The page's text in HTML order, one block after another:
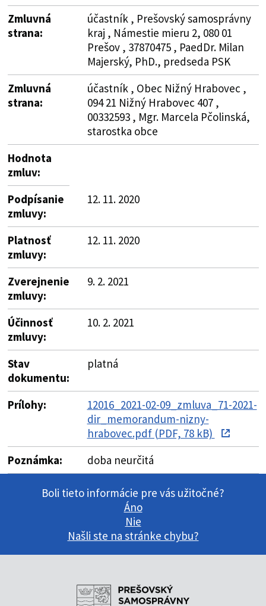
Zmluvná
strana:
účastník , Prešovský samosprávny
kraj , Námestie mieru 2, 080 01
Prešov , 37870475 , PaedDr. Milan
Majerský, PhD., predseda PSK
Zmluvná
strana:
účastník , Obec Nižný Hrabovec ,
094 21 Nižný Hrabovec 407 ,
00332593 , Mgr. Marcela Pčolinská,
starostka obce
Hodnota
zmluv:
Podpísanie
zmluvy:
12. 11. 2020
Platnosť
zmluvy:
12. 11. 2020
Zverejnenie
zmluvy:
9. 2. 2021
Účinnosť
zmluvy:
10. 2. 2021
Stav
dokumentu:
platná
Prílohy:
12016_2021-02-09_zmluva_71-2021-
dir_memorandum-nizny-
hrabovec.pdf (PDF, 78 kB)
Poznámka:
doba neurčitá
Boli tieto informácie pre vás užitočné?
Áno
Nie
Našli ste na stránke chybu?